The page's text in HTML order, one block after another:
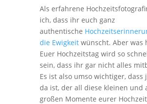
Als erfahrene
ich, dass ihr euch ganz
authentische
die Ewigkeitwünscht. Aber was
Euer Hochzeitstag wird so
sein, dass ihr gar nicht alles
Es ist also umso wichtiger, dass
da ist, der all diese kleinen und
großen Momente eurer